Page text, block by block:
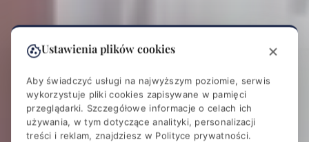
Ustawienia plików cookies
Aby świadczyć usługi na najwyższym poziomie, serwis
wykorzystuje pliki cookies zapisywane w pamięci
przeglądarki. Szczegółowe informacje o celach ich
używania, w tym dotyczące analityki, personalizacji
treści i reklam, znajdziesz w Polityce prywatności.